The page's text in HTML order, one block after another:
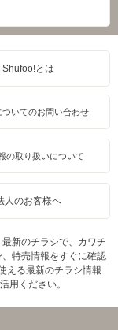
Shufoo!とは
ついてのお問い合わせ
の取り扱いについて
人のお客様へ
新のチラシで、カワチ
特売情報をすぐに確認
える最新のチラシ情報
用ください。